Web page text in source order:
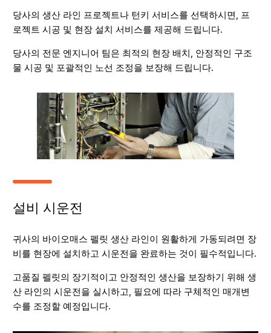
당사의 생산 라인 프로젝트나 턴키 서비스를 선택하시면, 프
로젝트 시공 및 현장 설치 서비스를 제공해 드립니다.
당사의 전문 엔지니어 팀은 최적의 현장 배치, 안정적인 구조
물 시공 및 포괄적인 노선 조정을 보장해 드립니다.
설비 시운전
귀사의 바이오매스 펠릿 생산 라인이 원활하게 가동되려면 장
비를 현장에 설치하고 시운전을 완료하는 것이 필수적입니다.
고품질 펠릿의 장기적이고 안정적인 생산을 보장하기 위해 생
산 라인의 시운전을 실시하고, 필요에 따라 구체적인 매개변
수를 조정할 예정입니다.